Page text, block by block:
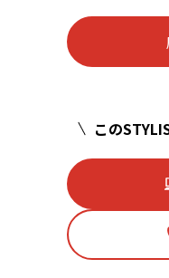
この